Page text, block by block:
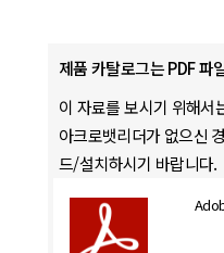
제품 카탈로그는 PDF 파
이 자료를 보시기 위해서
아크로뱃리더가 없으신
드/설치하시기 바랍니다.